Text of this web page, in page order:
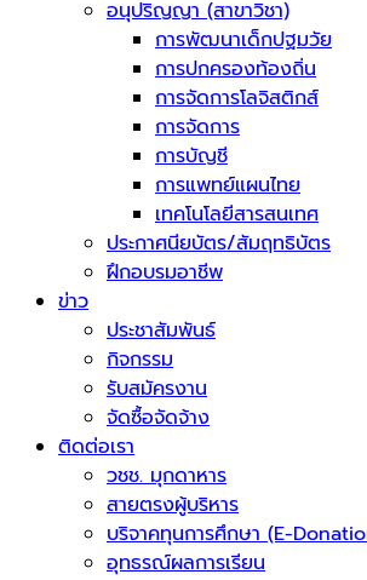
อนุปริญญา (สาขาวิชา)
การพัฒนาเด็กปฐมวัย
การปกครองท้องถิ่น
การจัดการโลจิสติกส์
การจัดการ
การบัญชี
การแพทย์แผนไทย
เทคโนโลยีสารสนเทศ
ประกาศนียบัตร/สัมฤทธิบัตร
ฝึกอบรมอาชีพ
ข่าว
ประชาสัมพันธ์
กิจกรรม
รับสมัครงาน
จัดซื้อจัดจ้าง
ติดต่อเรา
วชช. มุกดาหาร
สายตรงผู้บริหาร
บริจาคทุนการศึกษา (E-
อุทธรณ์ผลการเรียน